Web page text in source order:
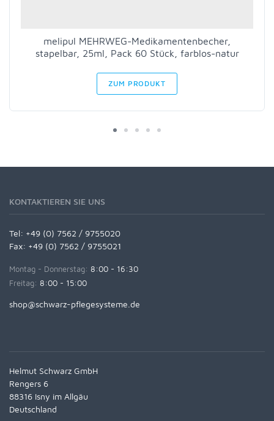
melipul MEHRWEG-Medikamentenbecher,
stapelbar, 25ml, Pack 60 Stück, farblos-natur
ZUM PRODUKT
KONTAKTIEREN SIE UNS
Tel: +49 (0) 7562 / 9755020
Fax: +49 (0) 7562 / 9755021
Montag - Donnerstag: 8:00 - 16:30
Freitag: 8:00 - 15:00
shop@schwarz-pflegesysteme.de
Helmut Schwarz GmbH
Rengers 6
88316 Isny im Allgäu
Deutschland